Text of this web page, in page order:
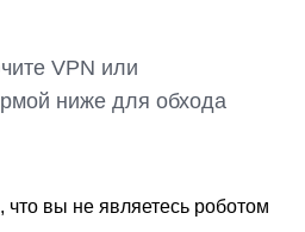
VPN или
ниже для обхода
вы не являетесь роботом